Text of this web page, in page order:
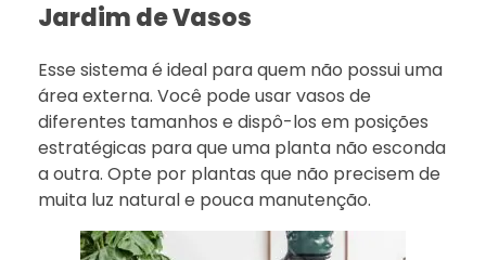
Jardim de Vasos
Esse sistema é ideal para quem não possui uma
área externa. Você pode usar vasos de
diferentes tamanhos e dispô-los em posições
estratégicas para que uma planta não esconda
a outra. Opte por plantas que não precisem de
muita luz natural e pouca manutenção.